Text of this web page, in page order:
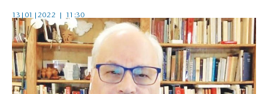
13|01|2022 | 11:30